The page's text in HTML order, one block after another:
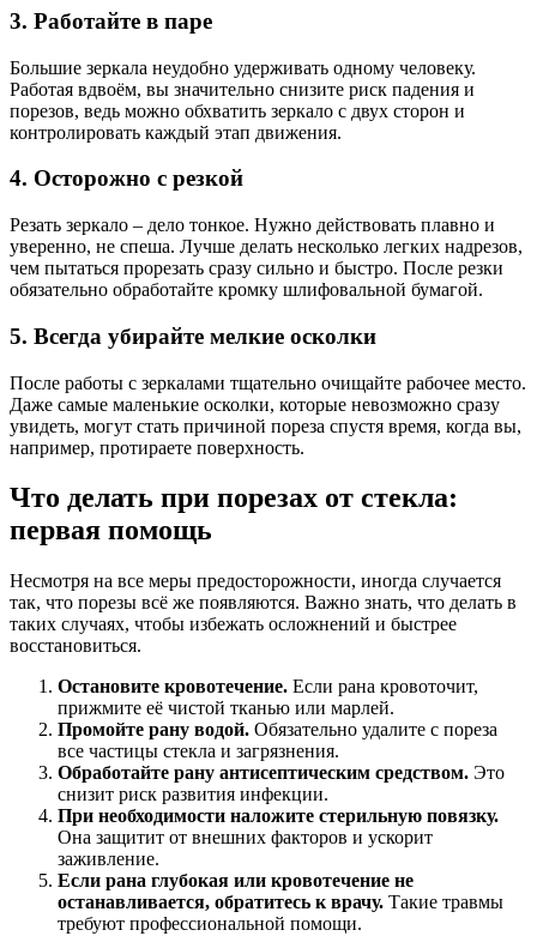
3. Работайте в паре
Большие зеркала неудобно удерживать одному человеку.
Работая вдвоём, вы значительно снизите риск падения и
порезов, ведь можно обхватить зеркало с двух сторон и
контролировать каждый этап движения.
4. Осторожно с резкой
Резать зеркало – дело тонкое. Нужно действовать плавно и
уверенно, не спеша. Лучше делать несколько легких надрезов,
чем пытаться прорезать сразу сильно и быстро. После резки
обязательно обработайте кромку шлифовальной бумагой.
5. Всегда убирайте мелкие осколки
После работы с зеркалами тщательно очищайте рабочее место.
Даже самые маленькие осколки, которые невозможно сразу
увидеть, могут стать причиной пореза спустя время, когда вы,
например, протираете поверхность.
Что делать при порезах от стекла:
первая помощь
Несмотря на все меры предосторожности, иногда случается
так, что порезы всё же появляются. Важно знать, что делать в
таких случаях, чтобы избежать осложнений и быстрее
восстановиться.
Остановите кровотечение. Если рана кровоточит,
прижмите её чистой тканью или марлей.
Промойте рану водой. Обязательно удалите с пореза
все частицы стекла и загрязнения.
Обработайте рану антисептическим средством. Это
снизит риск развития инфекции.
При необходимости наложите стерильную повязку.
Она защитит от внешних факторов и ускорит
заживление.
Если рана глубокая или кровотечение не
останавливается, обратитесь к врачу. Такие травмы
требуют профессиональной помощи.